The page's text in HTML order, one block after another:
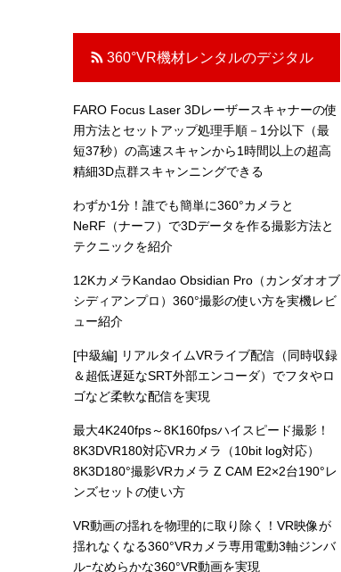
360°VR機材レンタルのデジタル
ホビー digitalhobby
FARO Focus Laser 3Dレーザースキャナーの使
用方法とセットアップ処理手順－1分以下（最
短37秒）の高速スキャンから1時間以上の超高
精細3D点群スキャンニングできる
わずか1分！誰でも簡単に360°カメラと
NeRF（ナーフ）で3Dデータを作る撮影方法と
テクニックを紹介
12KカメラKandao Obsidian Pro（カンダオオブ
シディアンプロ）360°撮影の使い方を実機レビ
ュー紹介
[中級編] リアルタイムVRライブ配信（同時収録
＆超低遅延なSRT外部エンコーダ）でフタやロ
ゴなど柔軟な配信を実現
最大4K240fps～8K160fpsハイスピード撮影！
8K3DVR180対応VRカメラ（10bit log対応）
8K3D180°撮影VRカメラ Z CAM E2×2台190°レ
ンズセットの使い方
VR動画の揺れを物理的に取り除く！VR映像が
揺れなくなる360°VRカメラ専用電動3軸ジンバ
ルｰなめらかな360°VR動画を実現